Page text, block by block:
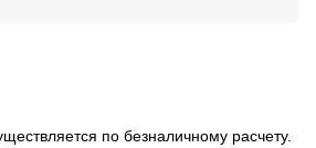
по безналичному расчету.